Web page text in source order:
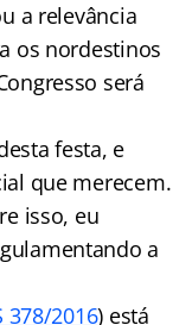
a relevância
os nordestinos
será
festa, e
que merecem.
isso, eu
a
378/2016) está